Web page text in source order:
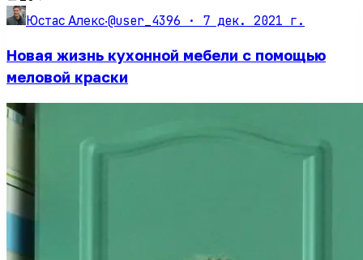
Юстас Алекс·@user_4396 · 7 дек. 2021 г.
Новая жизнь кухонной мебели с помощью
меловой краски